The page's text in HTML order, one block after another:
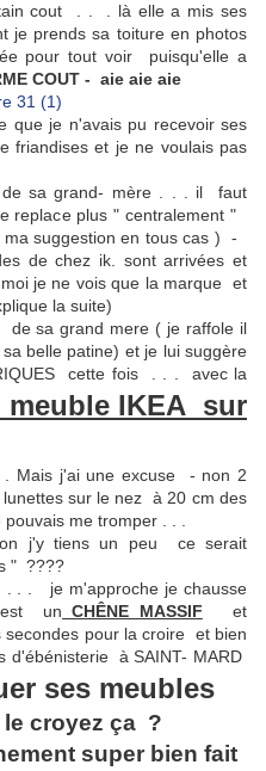
cout . . . là elle a mis ses
prends sa toiture en photos
pour tout voir puisqu'elle a
COUT - aie aie aie
que je n'avais pu recevoir ses
friandises et je ne voulais pas
sa grand- mère . . . il faut
replace plus " centralement "
ma suggestion en tous cas ) -
de chez ik. sont arrivées et
je ne vois que la marque et
la suite)
de sa grand mere ( je raffole il
belle patine) et je lui suggère
cette fois . . . avec la
meuble IKEA sur
j'ai une excuse - non 2
sur le nez à 20 cm des
me tromper . . .
j'y tiens un peu ce serait
" ????
. . . je m'approche je chausse
un CHÊNE MASSIF
et
pour la croire et bien
à SAINT- MARD
ses meubles
croyez ça ?
super bien fait